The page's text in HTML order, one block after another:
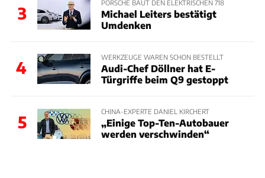
3
PORSCHE BAUT DEN ELEKTRISCHEN 718
Michael Leiters bestätigt
Umdenken
4
WERKZEUGE WAREN SCHON BESTELLT
Audi-Chef Döllner hat E-
Türgriffe beim Q9 gestoppt
5
CHINA-EXPERTE DANIEL KIRCHERT
„Einige Top-Ten-Autobauer
werden verschwinden“